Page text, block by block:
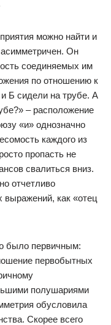
можно найти и
Он
соединяемых им
по отношению к
Б сидели на трубе. А
– расположение
«и» однозначно
каждого из
пропасть не
свалиться вниз.
отчетливо
выражений, как «отец
было первичным:
первобытных
полушариями
обусловила
Скорее всего